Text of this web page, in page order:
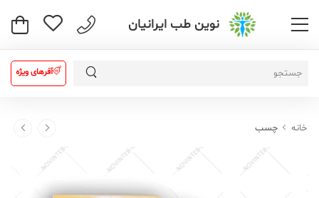
نوین طب ایرانیان
آفرهای ویژه
خانه چسب